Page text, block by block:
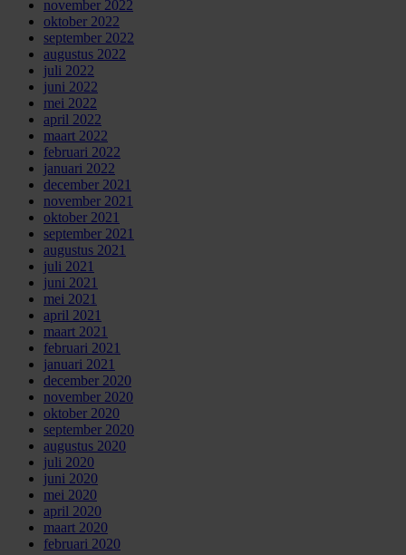
november 2022
oktober 2022
september 2022
augustus 2022
juli 2022
juni 2022
mei 2022
april 2022
maart 2022
februari 2022
januari 2022
december 2021
november 2021
oktober 2021
september 2021
augustus 2021
juli 2021
juni 2021
mei 2021
april 2021
maart 2021
februari 2021
januari 2021
december 2020
november 2020
oktober 2020
september 2020
augustus 2020
juli 2020
juni 2020
mei 2020
april 2020
maart 2020
februari 2020